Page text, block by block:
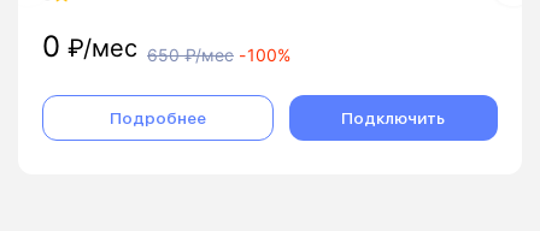
0 ₽/мес 650₽/мес -100%
Подробнее Подключить